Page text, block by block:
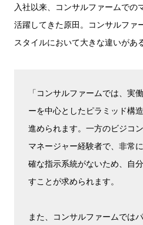
入社以来、コンサルファームでの
活躍してきた原田。コンサルファ
スタイルにおいて大きな違いがあ
「コンサルファームでは、実
ーを中心としたピラミッド構
進められます。一方のビジコ
マネージャー経験者で、非常
確な指示系統がないため、自
すことが求められます。
また、コンサルファームでは